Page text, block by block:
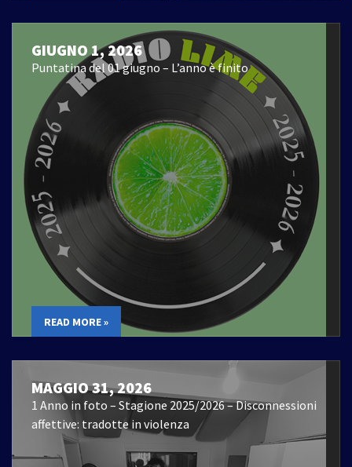
GIUGNO 1, 2026
Puntatina del 01 giugno – L’anno è finito
READ MORE »
MAGGIO 31, 2026
1 Anno in foto – Stagione 2025/2026 – Disconnessioni
affettive: tradotte in violenza